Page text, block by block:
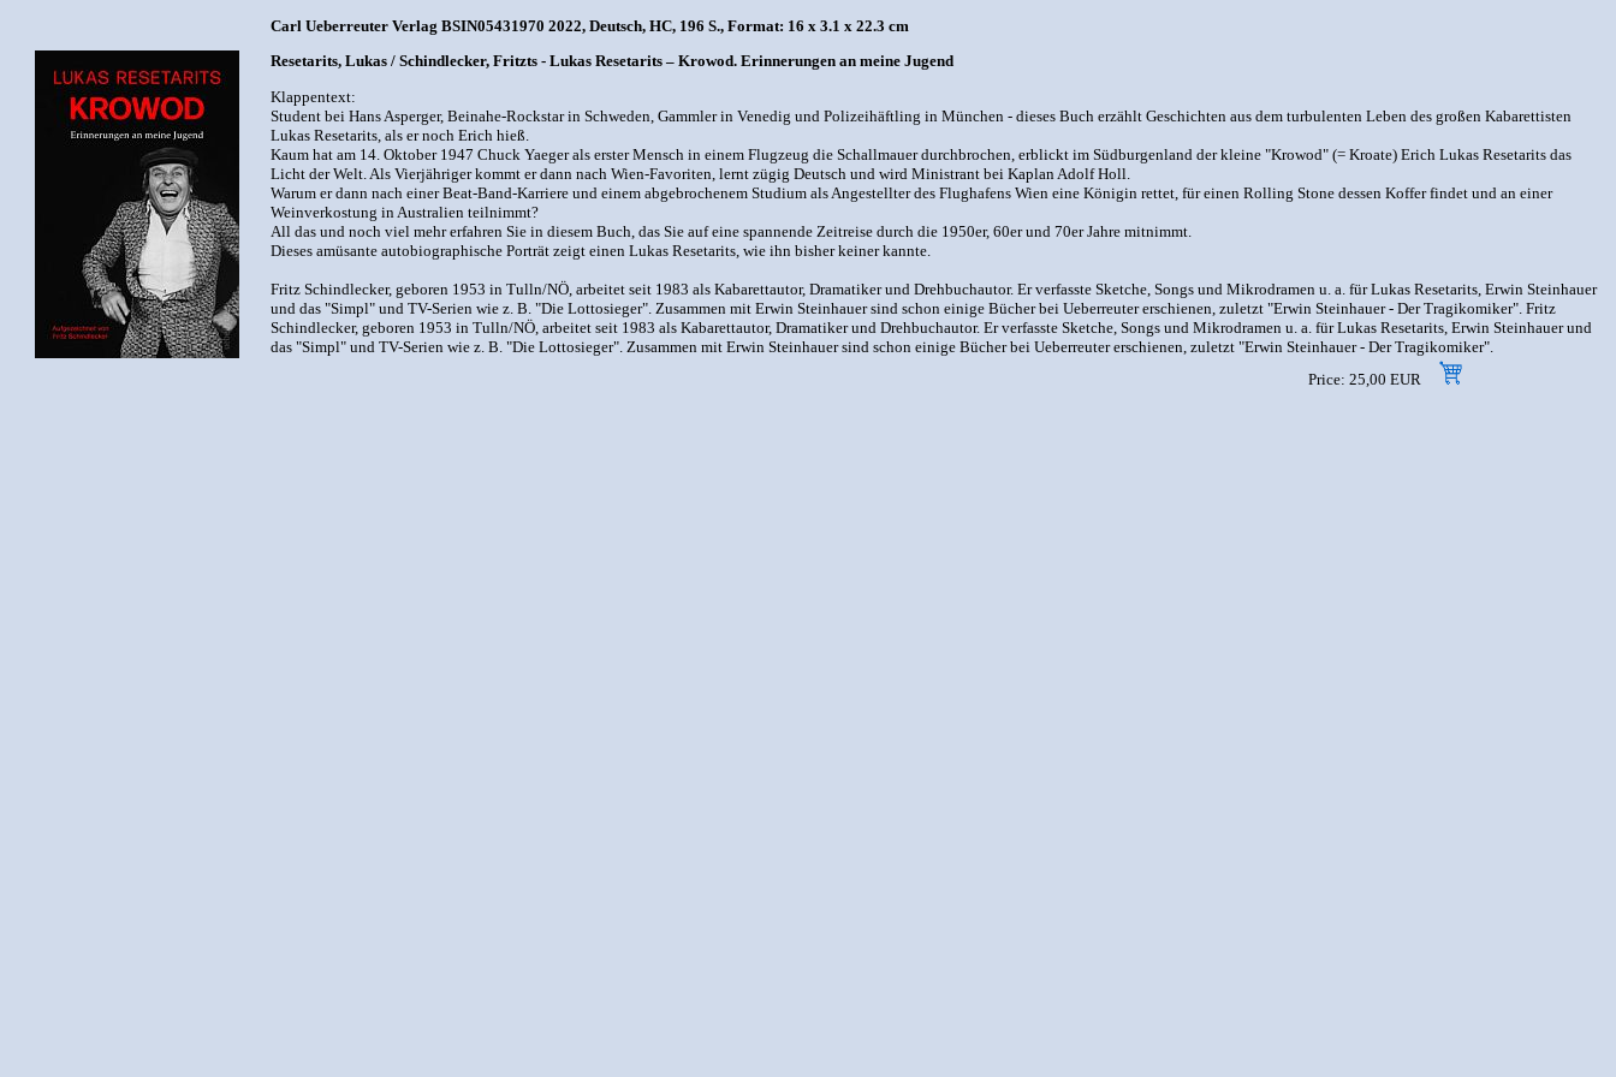
Carl Ueberreuter Verlag BSIN05431970 2022, Deutsch, HC, 196 S., Format: 16 x 3.1 x 22.3 cm
Resetarits, Lukas / Schindlecker, Fritzts - Lukas Resetarits – Krowod. Erinnerungen an meine Jugend
Klappentext:
Student bei Hans Asperger, Beinahe-Rockstar in Schweden, Gammler in Venedig und Polizeihäftling in München - dieses Buch erzählt Geschichten aus dem turbulenten Leben des großen Kabarettisten
Lukas Resetarits, als er noch Erich hieß.
Kaum hat am 14. Oktober 1947 Chuck Yaeger als erster Mensch in einem Flugzeug die Schallmauer durchbrochen, erblickt im Südburgenland der kleine "Krowod" (= Kroate) Erich Lukas Resetarits das
Licht der Welt. Als Vierjähriger kommt er dann nach Wien-Favoriten, lernt zügig Deutsch und wird Ministrant bei Kaplan Adolf Holl.
Warum er dann nach einer Beat-Band-Karriere und einem abgebrochenem Studium als Angestellter des Flughafens Wien eine Königin rettet, für einen Rolling Stone dessen Koffer findet und an einer
Weinverkostung in Australien teilnimmt?
All das und noch viel mehr erfahren Sie in diesem Buch, das Sie auf eine spannende Zeitreise durch die 1950er, 60er und 70er Jahre mitnimmt.
Dieses amüsante autobiographische Porträt zeigt einen Lukas Resetarits, wie ihn bisher keiner kannte.
Fritz Schindlecker, geboren 1953 in Tulln/NÖ, arbeitet seit 1983 als Kabarettautor, Dramatiker und Drehbuchautor. Er verfasste Sketche, Songs und Mikrodramen u. a. für Lukas Resetarits, Erwin Steinhauer
und das "Simpl" und TV-Serien wie z. B. "Die Lottosieger". Zusammen mit Erwin Steinhauer sind schon einige Bücher bei Ueberreuter erschienen, zuletzt "Erwin Steinhauer - Der Tragikomiker". Fritz
Schindlecker, geboren 1953 in Tulln/NÖ, arbeitet seit 1983 als Kabarettautor, Dramatiker und Drehbuchautor. Er verfasste Sketche, Songs und Mikrodramen u. a. für Lukas Resetarits, Erwin Steinhauer und
das "Simpl" und TV-Serien wie z. B. "Die Lottosieger". Zusammen mit Erwin Steinhauer sind schon einige Bücher bei Ueberreuter erschienen, zuletzt "Erwin Steinhauer - Der Tragikomiker".
Price: 25,00 EUR